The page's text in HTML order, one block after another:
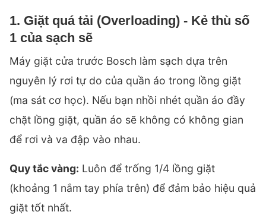
1. Giặt quá tải (Overloading) - Kẻ thù số
1 của sạch sẽ
Máy giặt cửa trước Bosch làm sạch dựa trên
nguyên lý rơi tự do của quần áo trong lồng giặt
(ma sát cơ học). Nếu bạn nhồi nhét quần áo đầy
chặt lồng giặt, quần áo sẽ không có không gian
để rơi và va đập vào nhau.
Quy tắc vàng: Luôn để trống 1/4 lồng giặt
(khoảng 1 nắm tay phía trên) để đảm bảo hiệu quả
giặt tốt nhất.